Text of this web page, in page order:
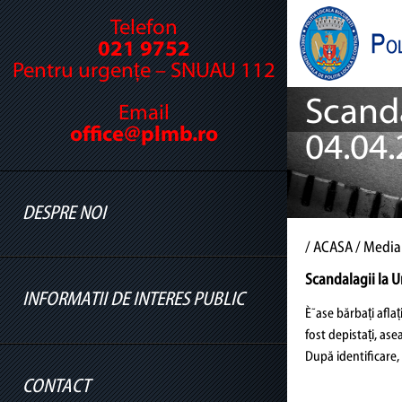
Telefon
021 9752
Pentru urgențe – SNUAU 112
Email
office@plmb.ro
DESPRE NOI
Cine suntem
Legislație
Conducere
INFORMATII DE INTERES PUBLIC
Informatii legislatie
CONTACT
/ ACASA/
Scandalagii la
È˜ase bărbați
fost depistați,
După